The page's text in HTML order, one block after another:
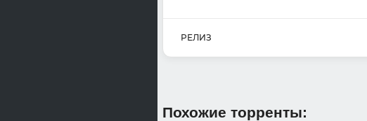
РЕЛИЗ
Похожие торренты: